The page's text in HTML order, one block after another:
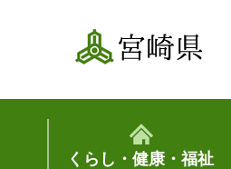
宮崎県
くらし・健康・福祉